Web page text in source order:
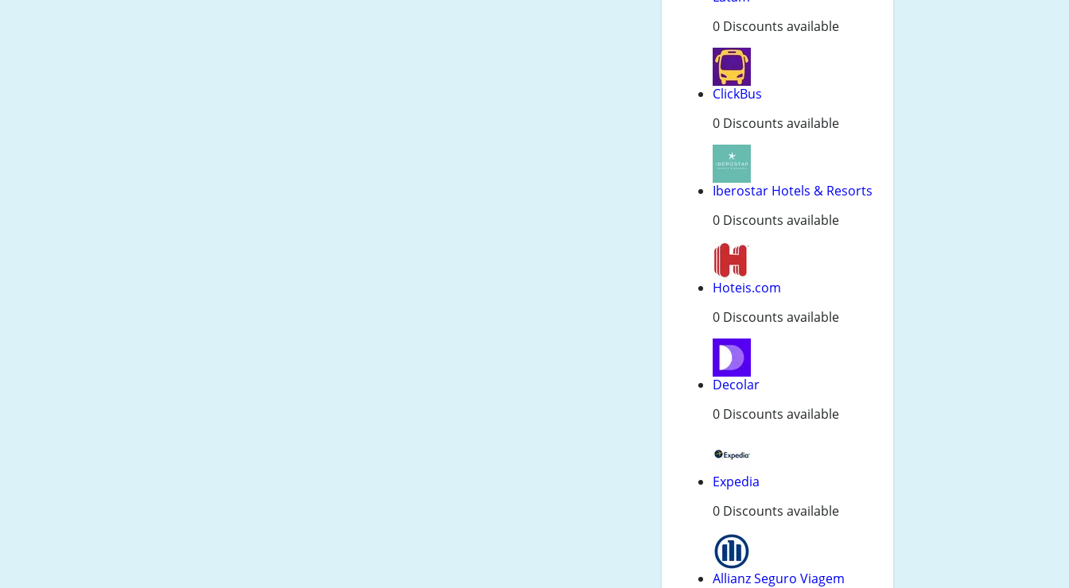
0 Discounts available
ClickBus
0 Discounts available
Iberostar Hotels & Resorts
0 Discounts available
Hoteis.com
0 Discounts available
Decolar
0 Discounts available
Expedia
0 Discounts available
Allianz Seguro Viagem